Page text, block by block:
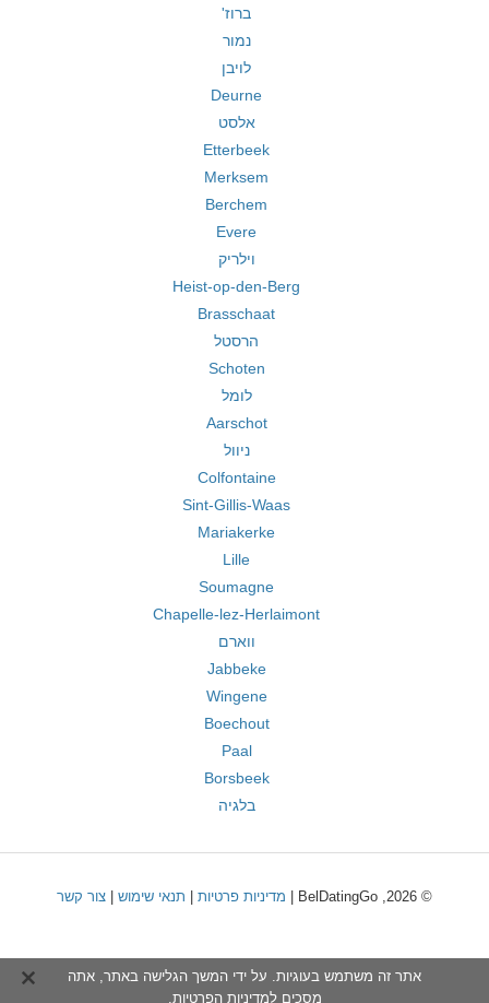
ברוז'
נמור
לויבן
Deurne
אלסט
Etterbeek
Merksem
Berchem
Evere
וילריק
Heist-op-den-Berg
Brasschaat
הרסטל
Schoten
לומל
Aarschot
ניוול
Colfontaine
Sint-Gillis-Waas
Mariakerke
Lille
Soumagne
Chapelle-lez-Herlaimont
ווארם
Jabbeke
Wingene
Boechout
Paal
Borsbeek
בלגיה
© 2026, BelDatingGo | מדיניות פרטיות תנאי שימוש צור קשר
אתר זה משתמש בעוגיות. על ידי המשך הגלישה באתר, אתה
מסכים למדיניות הפרטיות.